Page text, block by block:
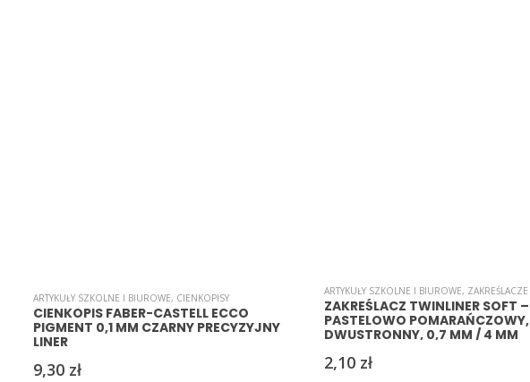
ARTYKUŁY SZKOLNE I BIUROWE, CIENKOPISY
CIENKOPIS FABER-CASTELL ECCO
PIGMENT 0,1 MM CZARNY PRECYZYJNY
LINER
9,30 zł
ARTYKUŁY SZKOLNE I BIUROWE, ZAKREŚLACZE
ZAKREŚLACZ TWINLINER SOFT –
PASTELOWO POMARAŃCZOWY,
DWUSTRONNY, 0,7 MM / 4 MM
2,10 zł